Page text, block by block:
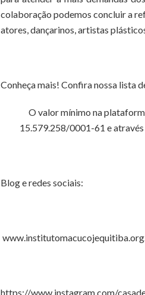
colaboração podemos concluir a
atores, dançarinos, artistas
Conheça mais! Confira nossa lista
O valor mínimo na
15.579.258/0001-61 e
Blog e redes sociais:
https://www.instagram.com/